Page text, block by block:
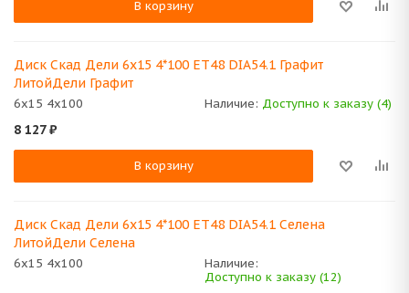
В корзину
Диск Скад Дели 6x15 4*100 ET48 DIA54.1 Графит
ЛитойДели Графит
6x15 4x100 Наличие: Доступно к заказу (4)
8 127₽
В корзину
Диск Скад Дели 6x15 4*100 ET48 DIA54.1 Селена
ЛитойДели Селена
6x15 4x100
Наличие:
Доступно к заказу (12)